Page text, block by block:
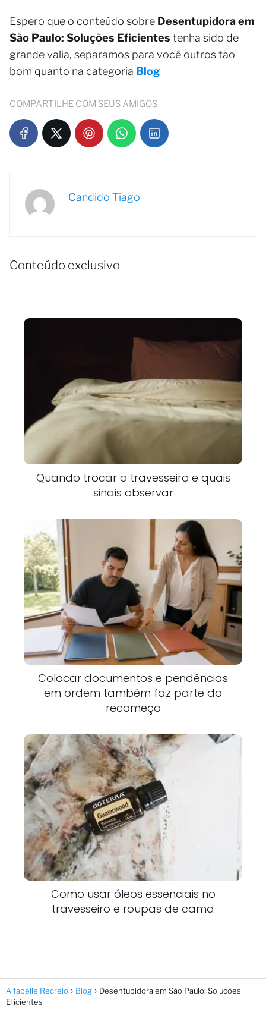
Espero que o conteúdo sobre Desentupidora em
São Paulo: Soluções Eficientes tenha sido de
grande valia, separamos para você outros tão
bom quanto na categoria Blog
COMPARTILHE COM SEUS AMIGOS
Candido Tiago
Conteúdo exclusivo
Quando trocar o travesseiro e quais
sinais observar
Colocar documentos e pendências
em ordem também faz parte do
recomeço
Como usar óleos essenciais no
travesseiro e roupas de cama
Alfabelle Recreio Blog
Desentupidora em São Paulo: Soluções
Eficientes